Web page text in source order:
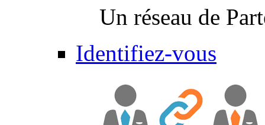
Un réseau de
Identifiez-vous